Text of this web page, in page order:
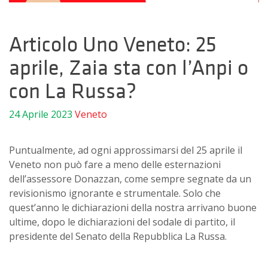
Articolo Uno Veneto: 25
aprile, Zaia sta con l’Anpi o
con La Russa?
24 Aprile 2023 Veneto
Puntualmente, ad ogni approssimarsi del 25 aprile il
Veneto non può fare a meno delle esternazioni
dell’assessore Donazzan, come sempre segnate da un
revisionismo ignorante e strumentale. Solo che
quest’anno le dichiarazioni della nostra arrivano buone
ultime, dopo le dichiarazioni del sodale di partito, il
presidente del Senato della Repubblica La Russa.